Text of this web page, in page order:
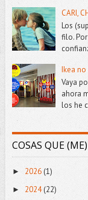
CARI,
Los
filo.
Ikea
Vaya
ahora
los he
COSAS QUE
► 2026(1)
► 2024(22)